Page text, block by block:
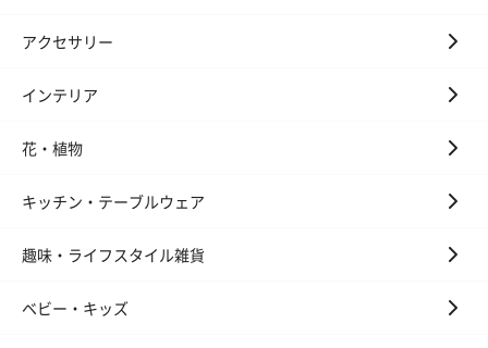
アクセサリー
インテリア
花・植物
キッチン・テーブルウェア
趣味・ライフスタイル雑貨
ベビー・キッズ